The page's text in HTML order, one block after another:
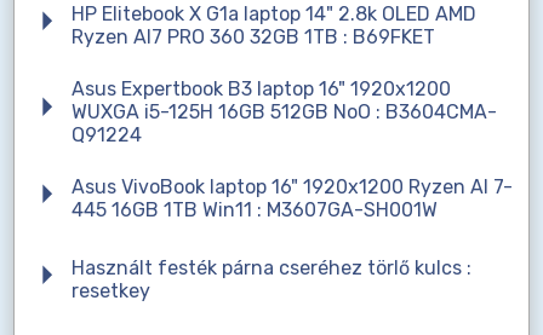
HP Elitebook X G1a laptop 14" 2.8k OLED AMD
Ryzen AI7 PRO 360 32GB 1TB : B69FKET
Asus Expertbook B3 laptop 16" 1920x1200
WUXGA i5-125H 16GB 512GB NoO : B3604CMA-
Q91224
Asus VivoBook laptop 16" 1920x1200 Ryzen AI 7-
445 16GB 1TB Win11 : M3607GA-SH001W
Használt festék párna cseréhez törlő kulcs :
resetkey